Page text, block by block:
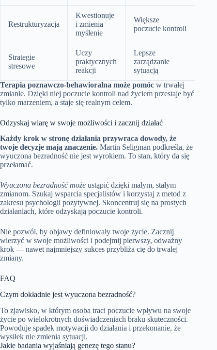
Restrukturyzacja
Kwestionuje
i zmienia
myślenie
Większe
poczucie kontroli
Strategie
stresowe
Uczy
praktycznych
reakcji
Lepsze
zarządzanie
sytuacją
Terapia poznawczo-behawioralna może pomóc w trwałej
zmianie. Dzięki niej poczucie kontroli nad życiem przestaje być
tylko marzeniem, a staje się realnym celem.
Odzyskaj wiarę w swoje możliwości i zacznij działać
Każdy krok w stronę działania przywraca dowody, że
twoje decyzje mają znaczenie. Martin Seligman podkreśla, że
wyuczona bezradność nie jest wyrokiem. To stan, który da się
przełamać.
Wyuczona bezradność może ustąpić dzięki małym, stałym
zmianom. Szukaj wsparcia specjalistów i korzystaj z metod z
zakresu psychologii pozytywnej. Skoncentruj się na prostych
działaniach, które odzyskają poczucie kontroli.
Nie pozwól, by objawy definiowały twoje życie. Zacznij
wierzyć w swoje możliwości i podejmij pierwszy, odważny
krok — nawet najmniejszy sukces przybliża cię do trwałej
zmiany.
FAQ
Czym dokładnie jest wyuczona bezradność?
To zjawisko, w którym osoba traci poczucie wpływu na swoje
życie po wielokrotnych doświadczeniach braku skuteczności.
Powoduje spadek motywacji do działania i przekonanie, że
wysiłek nie zmienia sytuacji.
Jakie badania wyjaśniają genezę tego stanu?